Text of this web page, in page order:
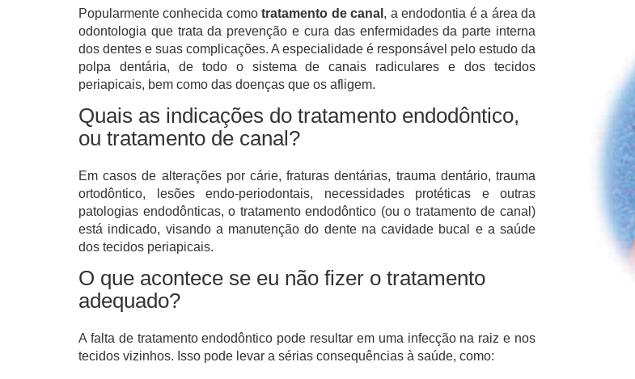
Popularmente conhecida comotratamento de canal , a endodontia é a área da
odontologia que trata da prevenção e cura das enfermidades da parte interna
dos dentes e suas complicações. A especialidade é responsável pelo estudo da
polpa dentária, de todo o sistema de canais radiculares e dos tecidos
periapicais, bem como das doenças que os afligem.
Quais as indicações do tratamento endodôntico,
ou tratamento de canal?
Em casos de alterações por cárie, fraturas dentárias, trauma dentário, trauma
ortodôntico, lesões endo-periodontais, necessidades protéticas e outras
patologias endodônticas, o tratamento endodôntico (ou o tratamento de canal)
está indicado, visando a manutenção do dente na cavidade bucal e a saúde
dos tecidos periapicais.
O que acontece se eu não fizer o tratamento
adequado?
A falta de tratamento endodôntico pode resultar em uma infecção na raiz e nos
tecidos vizinhos. Isso pode levar a sérias consequências à saúde, como: